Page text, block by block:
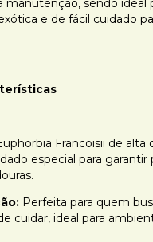
manutenção, sendo ideal
e de fácil cuidado
Francoisii de alta
especial para garantir
Perfeita para quem
cuidar, ideal para